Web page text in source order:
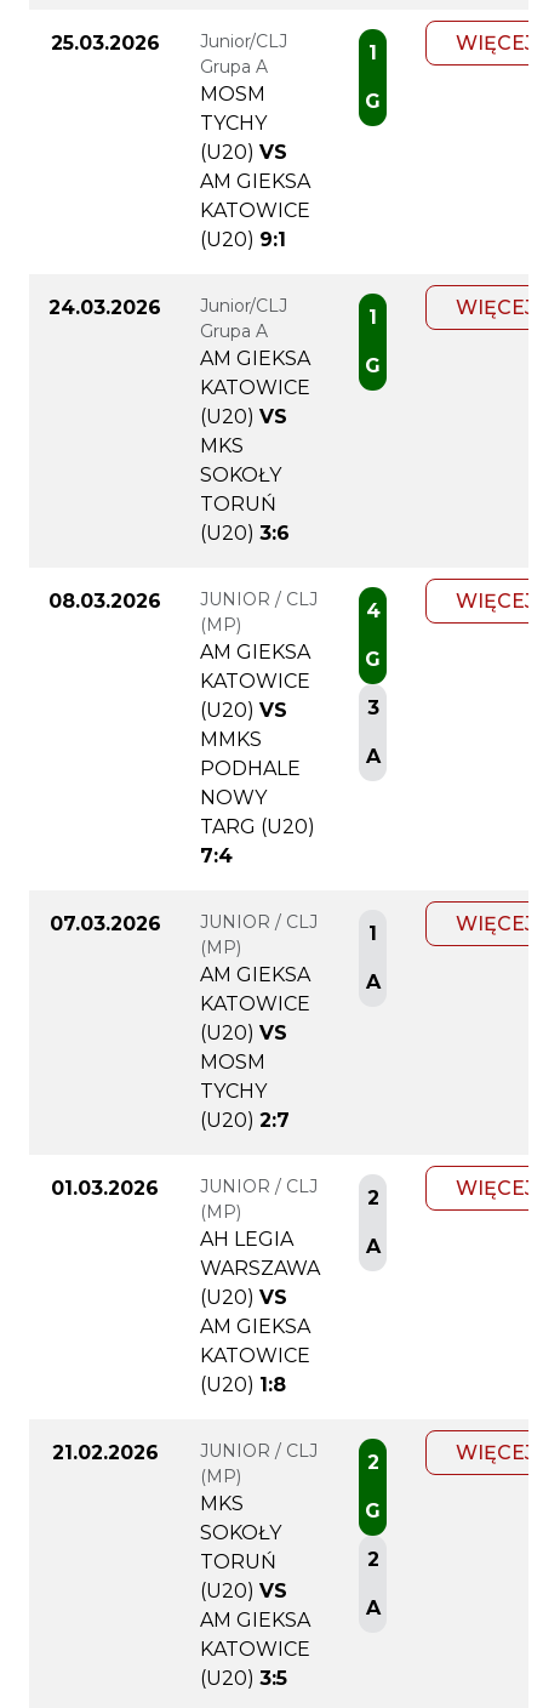
25.03.2026
Junior/CLJ
Grupa A
MOSM
TYCHY
(U20) VS
AM GIEKSA
KATOWICE
(U20) 9:1
1
G
WIĘCEJ
24.03.2026
Junior/CLJ
Grupa A
AM GIEKSA
KATOWICE
(U20) VS
MKS
SOKOŁY
TORUŃ
(U20) 3:6
1
G
WIĘCEJ
08.03.2026
JUNIOR / CLJ
(MP)
AM GIEKSA
KATOWICE
(U20) VS
MMKS
PODHALE
NOWY
TARG (U20)
7:4
4
G
3
A
WIĘCEJ
07.03.2026
JUNIOR / CLJ
(MP)
AM GIEKSA
KATOWICE
(U20) VS
MOSM
TYCHY
(U20) 2:7
1
A
WIĘCEJ
01.03.2026
JUNIOR / CLJ
(MP)
AH LEGIA
WARSZAWA
(U20) VS
AM GIEKSA
KATOWICE
(U20) 1:8
2
A
WIĘCEJ
21.02.2026
JUNIOR / CLJ
(MP)
MKS
SOKOŁY
TORUŃ
(U20) VS
AM GIEKSA
KATOWICE
(U20) 3:5
2
G
2
A
WIĘCEJ